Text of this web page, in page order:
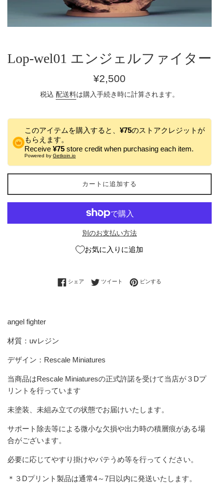
Lop-wel01 エンジェルファイター
通
価
¥2,500
税込 配送料は購入手続き時に計算されます。
このアイテムを購入すると、 ¥75のストアクレジットが
もらえます。
Receive ¥75 store credit when purchasing each item.
Powered by Getkoin.io
カートに追加する
別のお支払い方法
お気に入りに追加
シェア Facebookでシェアする
ツイート Twitterに投稿する
ピンする
angel fighter
材質：uvレジン
デザイン：Rescale Miniatures
当商品はRescale Miniaturesの正式許諾を受けて当店が３Dプ
リントを行っています
未塗装、未組み立ての状態でお届けいたします。
サポート除去等による微小な欠損や出力時の積層痕がある場
合がございます。
必要に応じてやすり掛けやパテうめ等を行ってください。
＊３Dプリント製品は通常4～7日以内に発送いたします。